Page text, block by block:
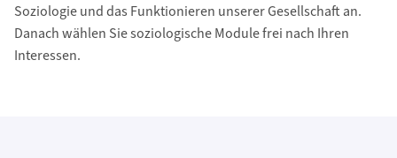
Soziologie und das Funktionieren unserer Gesellschaft an.
Danach wählen Sie soziologische Module frei nach Ihren
Interessen.